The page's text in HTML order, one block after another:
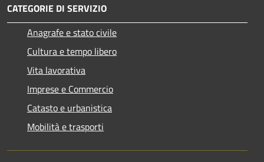
CATEGORIE DI SERVIZIO
Anagrafe e stato civile
Cultura e tempo libero
Vita lavorativa
Imprese e Commercio
Catasto e urbanistica
Mobilità e trasporti